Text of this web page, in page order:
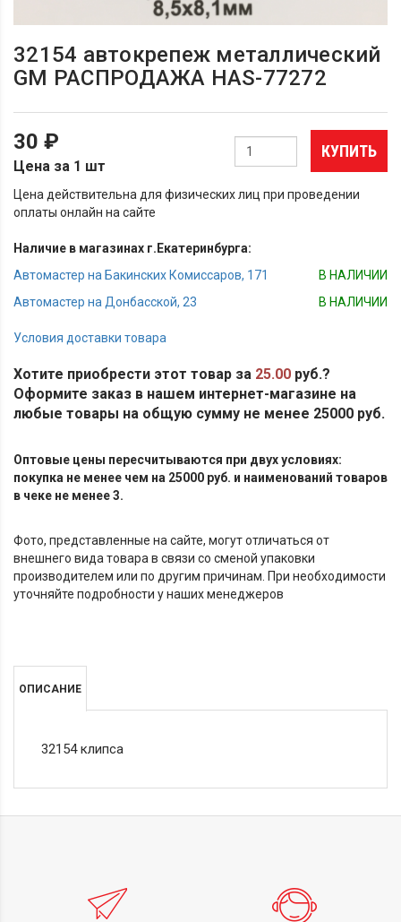
32154 автокрепеж металлический
GM РАСПРОДАЖА HAS-77272
30 ₽
Цена за 1 шт
КУПИТЬ
Цена действительна для физических лиц при проведении
оплаты онлайн на сайте
Наличие в магазинах г.Екатеринбурга:
Автомастер на Бакинских Комиссаров, 171
В НАЛИЧИИ
Автомастер на Донбасской, 23
В НАЛИЧИИ
Условия доставки товара
Хотите приобрести этот товар за 25.00 руб.?
Оформите заказ в нашем интернет-магазине на
любые товары на общую сумму не менее 25000 руб.
Оптовые цены пересчитываются при двух условиях:
покупка не менее чем на 25000 руб. и наименований товаров
в чеке не менее 3.
Фото, представленные на сайте, могут отличаться от
внешнего вида товара в связи со сменой упаковки
производителем или по другим причинам. При необходимости
уточняйте подробности у наших менеджеров
ОПИСАНИЕ
32154 клипса